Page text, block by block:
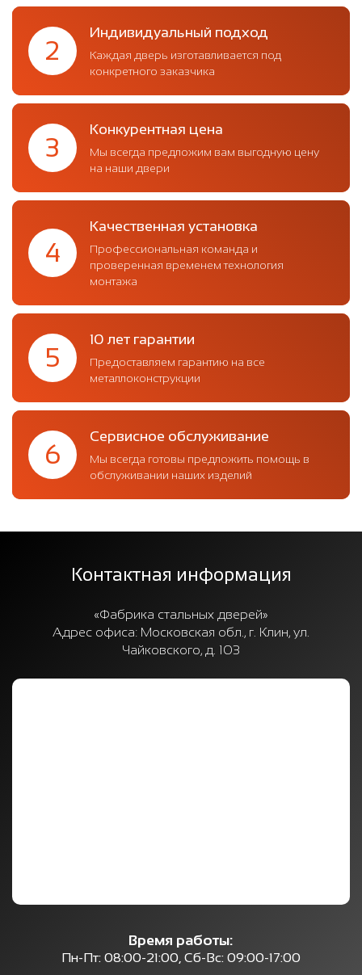
2
Индивидуальный подход
Каждая дверь изготавливается под
конкретного заказчика
3
Конкурентная цена
Мы всегда предложим вам выгодную цену
на наши двери
4
Качественная установка
Профессиональная команда и
проверенная временем технология
монтажа
5
10 лет гарантии
Предоставляем гарантию на все
металлоконструкции
6
Сервисное обслуживание
Мы всегда готовы предложить помощь в
обслуживании наших изделий
Контактная информация
«Фабрика стальных дверей»
Адрес офиса: Московская обл., г. Клин, ул.
Чайковского, д. 103
Время работы:
Пн-Пт: 08:00-21:00, Сб-Вс: 09:00-17:00